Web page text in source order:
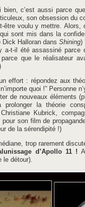
c’est aussi parce
son obsession du
être voulu y mettre.
sont mis dans la
Halloran dans Shining)
t-il été assassiné parce
que le réalisateur
effort : répondez aux
quoi !” Personne
de nouveaux éléments
la théorie
Kubrick,
pour son film de
de la sérendipité !)
trop rarement
d’Apollo 11 !
le détour).